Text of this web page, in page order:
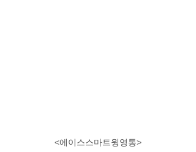
<에이스스마트윙영통>